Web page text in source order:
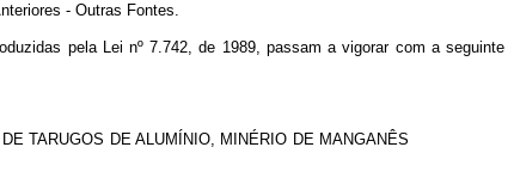
- Outras Fontes.
pela Lei nº 7.742, de 1989, passam a vigorar com a seguinte
TARUGOS DE ALUMÍNIO, MINÉRIO DE MANGANÊS